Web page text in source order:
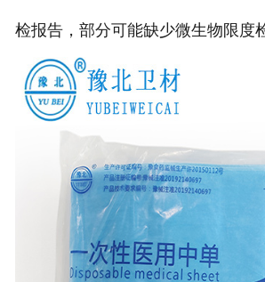
检报告，部分可能缺少微生物限度